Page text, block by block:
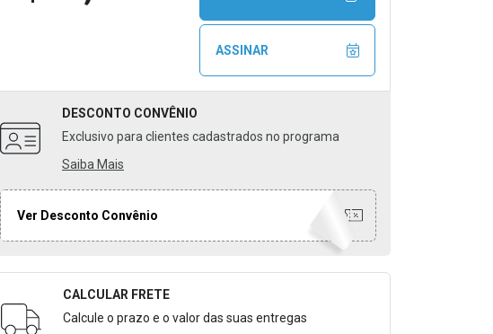
ASSINAR
DESCONTO CONVÊNIO
Exclusivo para clientes cadastrados no programa
Saiba Mais
Ver Desconto Convênio
Formulário para Calcular o Frete
CALCULAR FRETE
Calcule o prazo e o valor das suas entregas